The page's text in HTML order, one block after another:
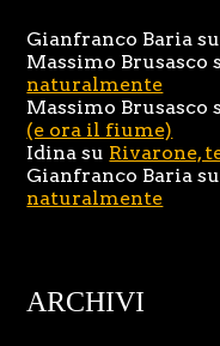
Gianfranco Baria su
Massimo Brusasco
naturalmente
Massimo Brusasco
(e ora il fiume)
Idina su Rivarone,
Gianfranco Baria su
naturalmente
ARCHIVI